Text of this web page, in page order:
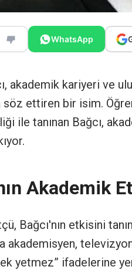
WhatsApp
akademik kariyeri ve
söz ettiren bir isim.
ile tanınan Bağcı,
Akademik
Bağcı'nın etkisini
akademisyen,
yetmez” ifadelerine yer